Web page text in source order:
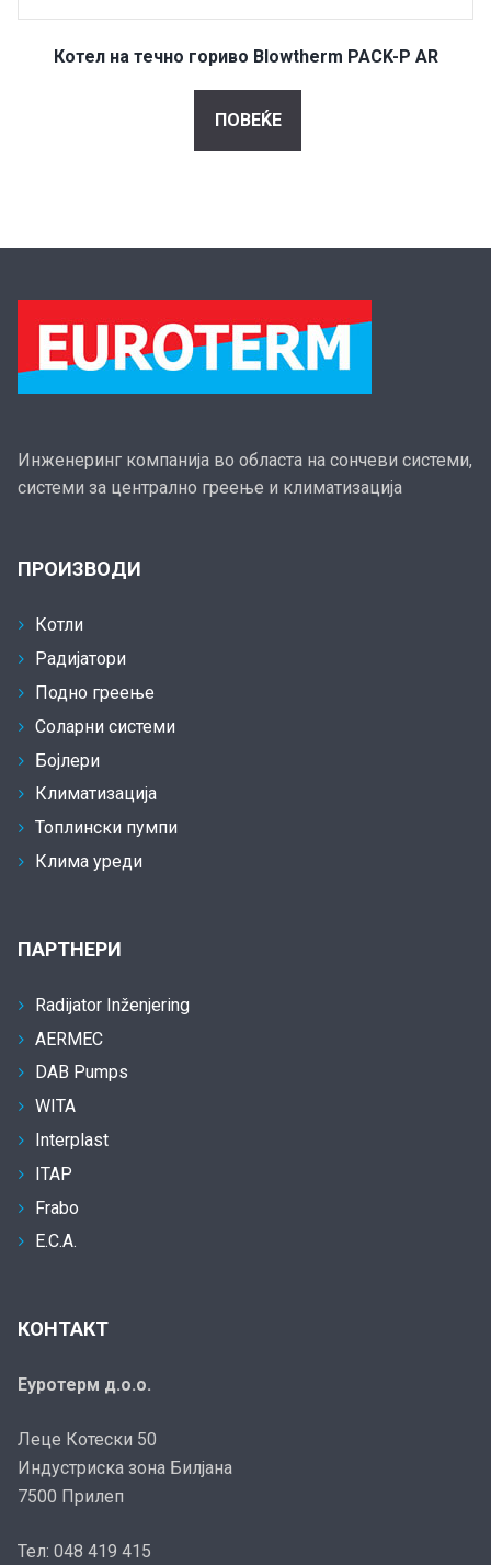
Котел на течно гориво Blowtherm PACK-P AR
ПОВЕЌЕ
Инженеринг компанија во областа на сончеви системи,
системи за централно греење и климатизација
ПРОИЗВОДИ
Котли
Радијатори
Подно греење
Соларни системи
Бојлери
Климатизација
Топлински пумпи
Клима уреди
ПАРТНЕРИ
Radijator Inženjering
AERMEC
DAB Pumps
WITA
Interplast
ITAP
Frabo
E.C.A.
КОНТАКТ
Еуротерм д.о.о.
Леце Котески 50
Индустриска зона Билјана
7500 Прилеп
Тел: 048 419 415